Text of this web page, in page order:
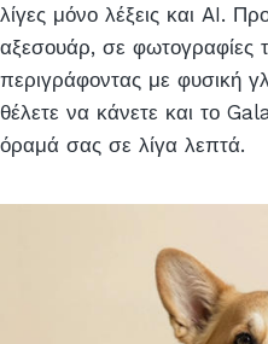
λίγες μόνο λέξεις και AI.
αξεσουάρ, σε φωτογραφίες
περιγράφοντας με φυσική
θέλετε να κάνετε και το
όραμά σας σε λίγα λεπτά.